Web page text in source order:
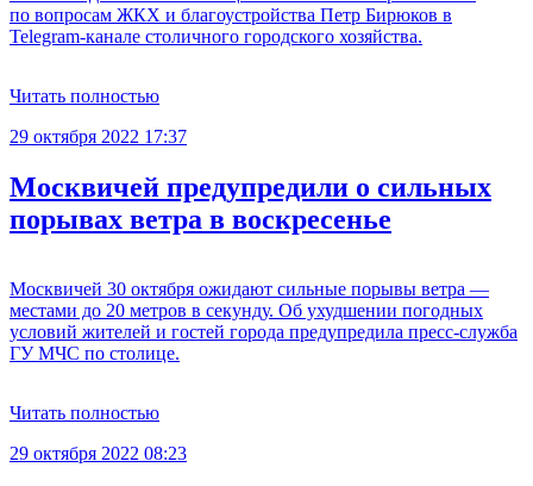
по вопросам ЖКХ и благоустройства Петр Бирюков в
Telegram-канале столичного городского хозяйства.
Читать полностью
29 октября 2022 17:37
Москвичей предупредили о сильных
порывах ветра в воскресенье
Москвичей 30 октября ожидают сильные порывы ветра —
местами до 20 метров в секунду. Об ухудшении погодных
условий жителей и гостей города предупредила пресс-служба
ГУ МЧС по столице.
Читать полностью
29 октября 2022 08:23